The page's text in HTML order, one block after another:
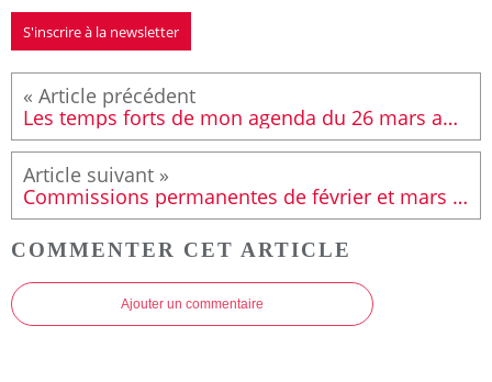
S'inscrire à la newsletter
Les temps forts de mon agenda du 26 mars au 1er avril
Commissions permanentes de février et mars : 32 352 € pour le canton Le Mans 6
COMMENTER CET ARTICLE
Ajouter un commentaire